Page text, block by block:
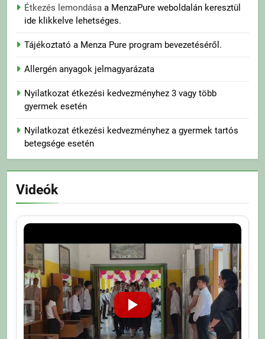
Étkezés lemondása a MenzaPure weboldalán keresztül
ide klikkelve lehetséges.
Tájékoztató a Menza Pure program bevezetéséről.
Allergén anyagok jelmagyarázata
Nyilatkozat étkezési kedvezményhez 3 vagy több
gyermek esetén
Nyilatkozat étkezési kedvezményhez a gyermek tartós
betegsége esetén
Videók